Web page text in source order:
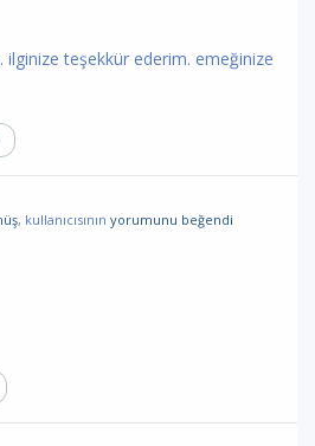
ilginize teşekkür ederim. emeğinize
, kullanıcısının yorumunu beğendi